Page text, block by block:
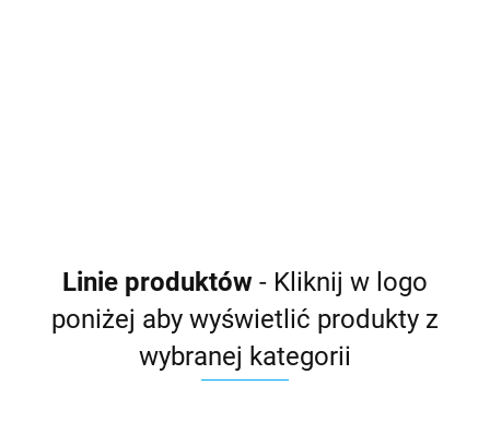
Linie produktów - Kliknij w logo
poniżej aby wyświetlić produkty z
wybranej kategorii